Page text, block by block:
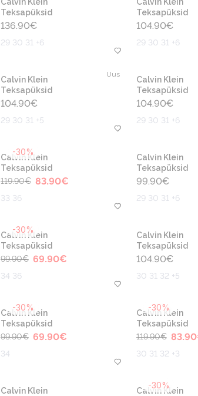
Teksapüksid
136.90€
29 30 31 +6
Teksapüksid
104.90€
29 30 31 +6
Uus
Calvin Klein
Teksapüksid
104.90€
29 30 31 +5
Calvin Klein
Teksapüksid
104.90€
29 30 31 +6
-30%
Calvin Klein
Teksapüksid
119.90€ 83.90€
33 36
Calvin Klein
Teksapüksid
99.90€
29 30 31 +6
-30%
Calvin Klein
Teksapüksid
99.90€ 69.90€
34 36
Calvin Klein
Teksapüksid
104.90€
30 31 32 +5
-30%
Calvin Klein
Teksapüksid
99.90€ 69.90€
34
-30%
Calvin Klein
Teksapüksid
119.90€ 83.90
30 31 32 +3
Calvin Klein
-30%
Calvin Klein